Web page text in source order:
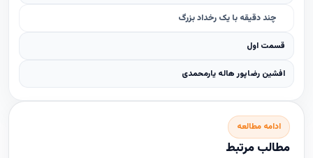
چند دقیقه با یک رخداد بزرگ
قسمت اول
افشین رضاپور هاله یارمحمدی
ادامه مطالعه
مطالب مرتبط